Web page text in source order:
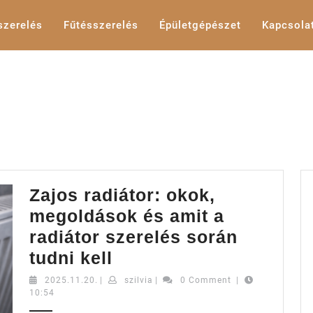
Fűtésszerelés Épületgépészet
Zajos radiátor: okok,
megoldások és amit a
radiátor szerelés során
tudni kell
radiátor:
2025.11.20. 2025.11.20.
szilvia szilvia0 Comment
10:54